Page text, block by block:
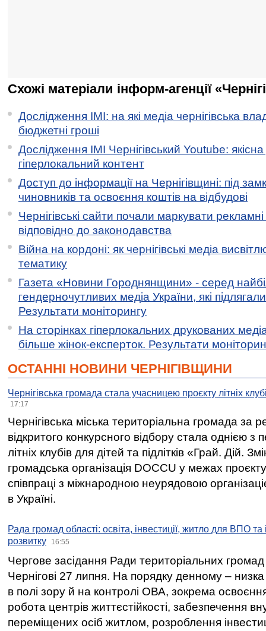
Схожі матеріали інформ-агенції
Дослідження ІМІ: на які медіа чернігівська
бюджетні гроші
Дослідження ІМІ Чернігівський Youtube:
гіперлокальний контент
Доступ до інформації на Чернігівщині: під
чиновників та освоєння коштів на відбудові
Чернігівські сайти почали маркувати
відповідно до законодавства
Війна на кордоні: як чернігівські медіа
тематику
Газета «Новини Городнянщини» - серед
гендерночутливих медіа України, які
Результати моніторингу
На сторінках гіперлокальних друкованих
більше жінок-експерток. Результати
ОСТАННІ НОВИНИ ЧЕРНІГІВЩИНИ
Чернігівська громада стала учасницею проєкту літніх
17:17
Чернігівська міська територіальна громада за
відкритого конкурсного відбору стала однією
літніх клубів для дітей та підлітків «Грай. Дій.
громадська організація DOCCU у межах
співпраці з міжнародною неурядовою
в Україні.
Рада громад області: освіта, інвестиції, житло для ВПО
розвитку
16:55
Чергове засідання Ради територіальних громад
Чернігові 27 липня. На порядку денному –
в полі зору й на контролі ОВА, зокрема освоєння
робота центрів життєстійкості, забезпечення
переміщених осіб житлом, розроблення